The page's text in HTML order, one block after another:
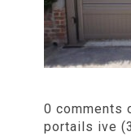
0 comments
portails ive